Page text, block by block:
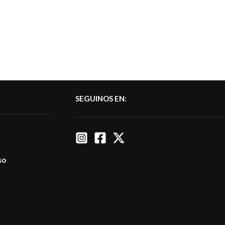
SEGUINOS EN: